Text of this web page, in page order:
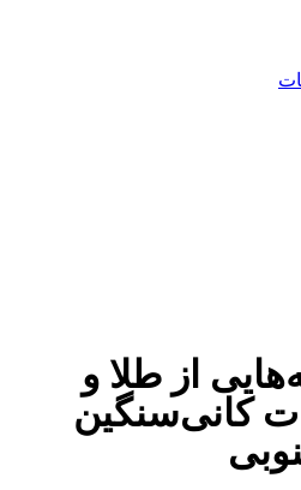
از طلا و
کانی‌سنگین